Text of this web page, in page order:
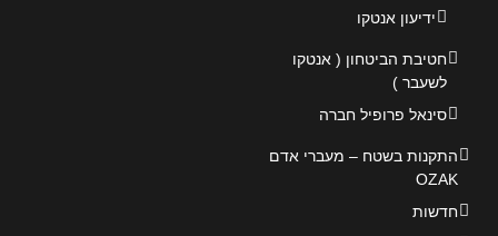
ידיעון אנטקו
חטיבת הביטחון ( אנטקו
לשעבר )
סינאל פרופיל חברה
התקנות בשטח – מעברי אדם
OZAK
חדשות